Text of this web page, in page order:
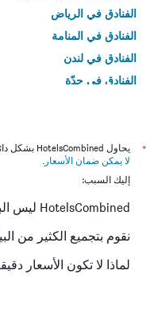
الفنادق في الرياض
الفنادق في المنامة
الفنادق في لندن
الفنادق في جدّة
*
يحاول HotelsCombined بشكل دائم الحصول على الأسعار الدقيقة، ولكن
لا يمكن ضمان الأسعار .
إليك السبب:
HotelsCombined ليس البائع
نقوم بتجميع الكثير من
لماذا لا تكون الأسعار دقيقة